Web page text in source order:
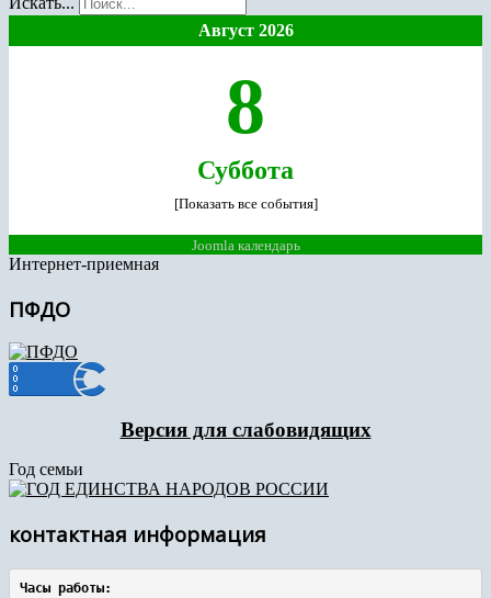
Август 2026
8
Суббота
[Показать все события]
Joomla календарь
Интернет-приемная
ПФДО
Версия для слабовидящих
Год семьи
контактная информация
Часы работы: